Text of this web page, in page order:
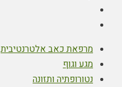
מרפאת כאב אלטרנטיבית
מגע וגוף
נטורופתיה ותזונה